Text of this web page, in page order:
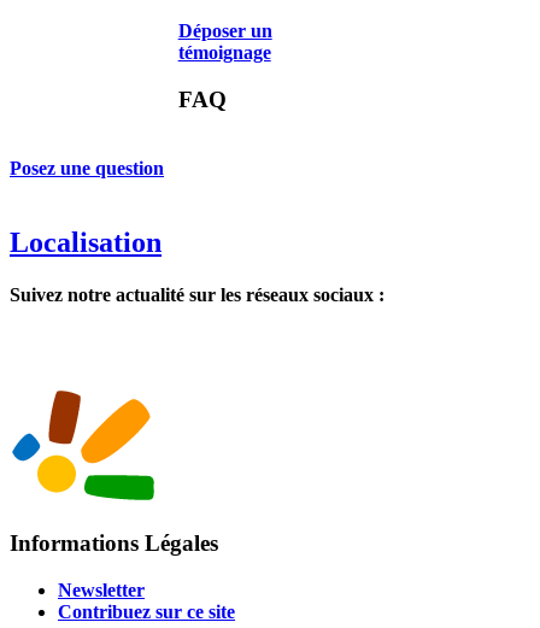
Déposer un
témoignage
FAQ
Posez une question
Localisation
Suivez notre actualité sur les réseaux sociaux :
Informations Légales
Newsletter
Contribuez sur ce site